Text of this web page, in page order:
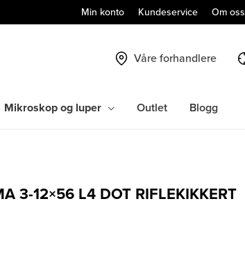
Min konto Kundeservice Om oss
Våre forhandlere
Mikroskop og luper Outlet Blogg
3-12×56 L4 DOT RIFLEKIKKERT